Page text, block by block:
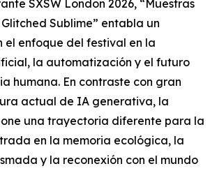
SXSW London 2026, “Muestras
Sublime” entabla un
el enfoque del festival en la
la automatización y el futuro
humana. En contraste con gran
actual de IA generativa, la
una trayectoria diferente para la
en la memoria ecológica, la
y la reconexión con el mundo